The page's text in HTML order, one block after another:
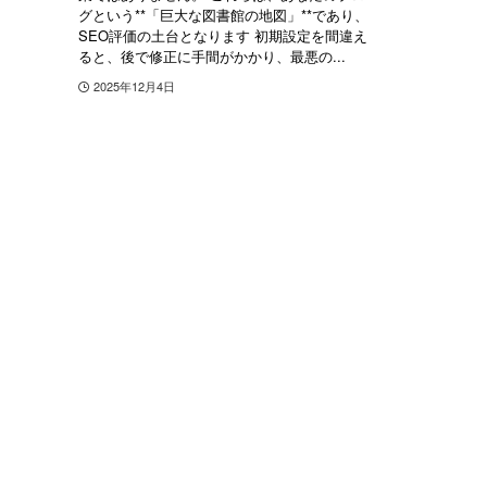
グという**「巨大な図書館の地図」**であり、
SEO評価の土台となります 初期設定を間違え
ると、後で修正に手間がかかり、最悪の...
2025年12月4日